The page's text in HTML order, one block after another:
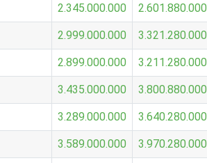
2.345.000.000 2.601.880.000
2.999.000.000 3.321.280.000
2.899.000.000 3.211.280.000
3.435.000.000 3.800.880.000
3.289.000.000 3.640.280.000
3.589.000.000 3.970.280.000